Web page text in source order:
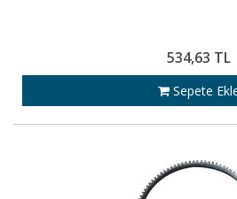
534,63 TL
Sepete